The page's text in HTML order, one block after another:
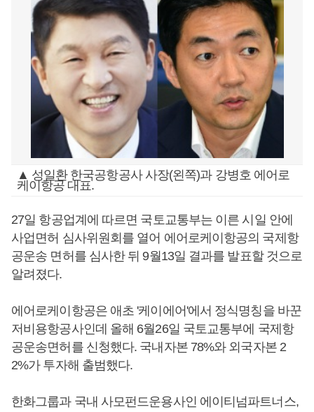
▲ 성일환 한국공항공사 사장(왼쪽)과 강병호 에어로
케이항공 대표.
27일 항공업계에 따르면 국토교통부는 이른 시일 안에
사업면허 심사위원회를 열어 에어로케이항공의 국제항
공운송 면허를 심사한 뒤 9월13일 결과를 발표할 것으로
알려졌다.
에어로케이항공은 애초 '케이에어'에서 정식명칭을 바꾼
저비용항공사인데 올해 6월26일 국토교통부에 국제항
공운송면허를 신청했다. 국내자본 78%와 외국자본 2
2%가 투자해 출범했다.
한화그룹과 국내 사모펀드운용사인 에이티넘파트너스,